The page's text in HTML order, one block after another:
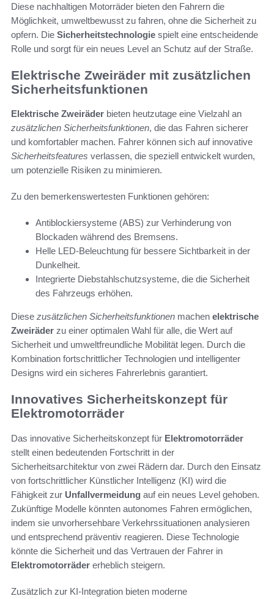
Diese nachhaltigen Motorräder bieten den Fahrern die
Möglichkeit, umweltbewusst zu fahren, ohne die Sicherheit zu
opfern. Die Sicherheitstechnologie spielt eine entscheidende
Rolle und sorgt für ein neues Level an Schutz auf der Straße.
Elektrische Zweiräder mit zusätzlichen
Sicherheitsfunktionen
Elektrische Zweiräder bieten heutzutage eine Vielzahl an
zusätzlichen Sicherheitsfunktionen, die das Fahren sicherer
und komfortabler machen. Fahrer können sich auf innovative
Sicherheitsfeatures verlassen, die speziell entwickelt wurden,
um potenzielle Risiken zu minimieren.
Zu den bemerkenswertesten Funktionen gehören:
Antiblockiersysteme (ABS) zur Verhinderung von
Blockaden während des Bremsens.
Helle LED-Beleuchtung für bessere Sichtbarkeit in der
Dunkelheit.
Integrierte Diebstahlschutzsysteme, die die Sicherheit
des Fahrzeugs erhöhen.
Diese zusätzlichen Sicherheitsfunktionen machen elektrische
Zweiräder zu einer optimalen Wahl für alle, die Wert auf
Sicherheit und umweltfreundliche Mobilität legen. Durch die
Kombination fortschrittlicher Technologien und intelligenter
Designs wird ein sicheres Fahrerlebnis garantiert.
Innovatives Sicherheitskonzept für
Elektromotorräder
Das innovative Sicherheitskonzept für Elektromotorräder
stellt einen bedeutenden Fortschritt in der
Sicherheitsarchitektur von zwei Rädern dar. Durch den Einsatz
von fortschrittlicher Künstlicher Intelligenz (KI) wird die
Fähigkeit zur Unfallvermeidung auf ein neues Level gehoben.
Zukünftige Modelle könnten autonomes Fahren ermöglichen,
indem sie unvorhersehbare Verkehrssituationen analysieren
und entsprechend präventiv reagieren. Diese Technologie
könnte die Sicherheit und das Vertrauen der Fahrer in
Elektromotorräder erheblich steigern.
Zusätzlich zur KI-Integration bieten moderne